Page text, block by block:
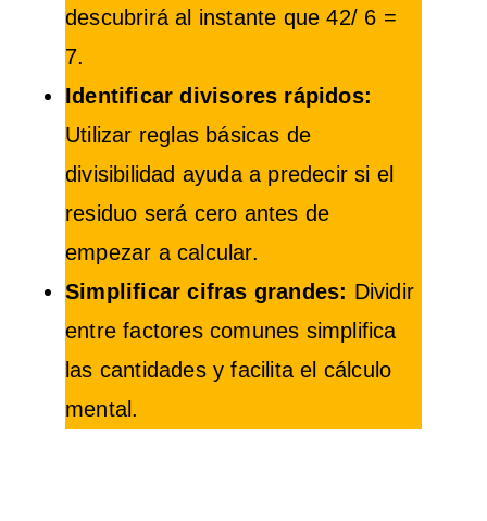
descubrirá al instante que 42/ 6 =
7.
Identificar divisores rápidos:
Utilizar reglas básicas de
divisibilidad ayuda a predecir si el
residuo será cero antes de
empezar a calcular.
Simplificar cifras grandes: Dividir
entre factores comunes simplifica
las cantidades y facilita el cálculo
mental.